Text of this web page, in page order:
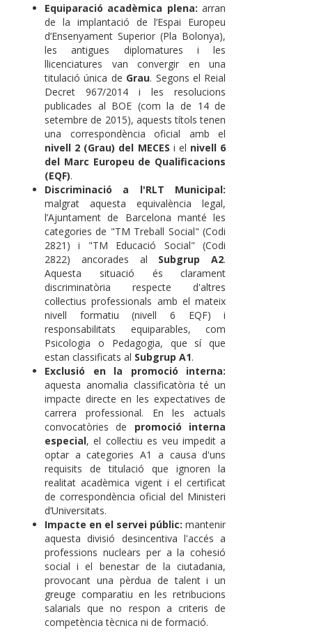
Equiparació acadèmica plena: arran
de la implantació de l’Espai Europeu
d’Ensenyament Superior (Pla Bolonya),
les antigues diplomatures i les
llicenciatures van convergir en una
titulació única de Grau. Segons el Reial
Decret 967/2014 i les resolucions
publicades al BOE (com la de 14 de
setembre de 2015), aquests títols tenen
una correspondència oficial amb el
nivell 2 (Grau) del MECES i el nivell 6
del Marc Europeu de Qualificacions
(EQF).
Discriminació a l'RLT Municipal:
malgrat aquesta equivalència legal,
l’Ajuntament de Barcelona manté les
categories de "TM Treball Social" (Codi
2821) i "TM Educació Social" (Codi
2822) ancorades al Subgrup A2.
Aquesta situació és clarament
discriminatòria respecte d'altres
col·lectius professionals amb el mateix
nivell formatiu (nivell 6 EQF) i
responsabilitats equiparables, com
Psicologia o Pedagogia, que sí que
estan classificats al Subgrup A1.
Exclusió en la promoció interna:
aquesta anomalia classificatòria té un
impacte directe en les expectatives de
carrera professional. En les actuals
convocatòries de promoció interna
especial, el col·lectiu es veu impedit a
optar a categories A1 a causa d'uns
requisits de titulació que ignoren la
realitat acadèmica vigent i el certificat
de correspondència oficial del Ministeri
d’Universitats.
Impacte en el servei públic: mantenir
aquesta divisió desincentiva l'accés a
professions nuclears per a la cohesió
social i el benestar de la ciutadania,
provocant una pèrdua de talent i un
greuge comparatiu en les retribucions
salarials que no respon a criteris de
competència tècnica ni de formació.